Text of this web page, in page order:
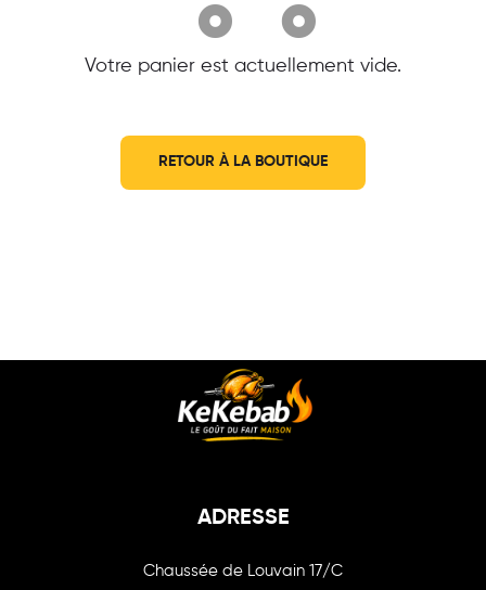
Votre panier est actuellement vide.
RETOUR À LA BOUTIQUE
ADRESSE
Chaussée de Louvain 17/C